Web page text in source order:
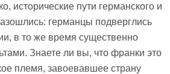
исторические пути германского и
германцы подверглись
в то же время существенно
Знаете ли вы, что франки это
племя, завоевавшее страну